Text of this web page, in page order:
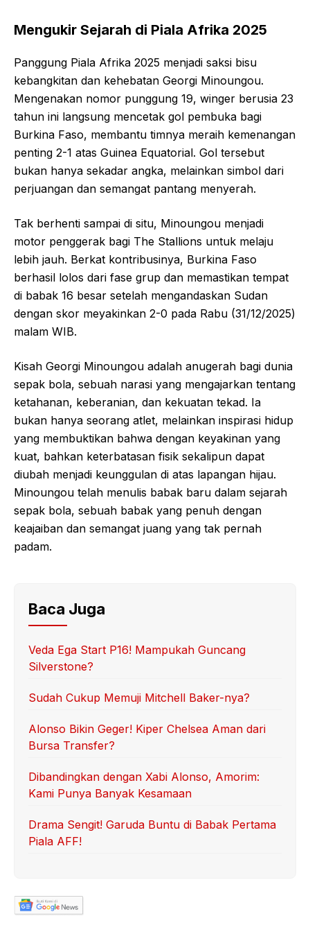
Mengukir Sejarah di Piala Afrika 2025
Panggung Piala Afrika 2025 menjadi saksi bisu
kebangkitan dan kehebatan Georgi Minoungou.
Mengenakan nomor punggung 19, winger berusia 23
tahun ini langsung mencetak gol pembuka bagi
Burkina Faso, membantu timnya meraih kemenangan
penting 2-1 atas Guinea Equatorial. Gol tersebut
bukan hanya sekadar angka, melainkan simbol dari
perjuangan dan semangat pantang menyerah.
Tak berhenti sampai di situ, Minoungou menjadi
motor penggerak bagi The Stallions untuk melaju
lebih jauh. Berkat kontribusinya, Burkina Faso
berhasil lolos dari fase grup dan memastikan tempat
di babak 16 besar setelah mengandaskan Sudan
dengan skor meyakinkan 2-0 pada Rabu (31/12/2025)
malam WIB.
Kisah Georgi Minoungou adalah anugerah bagi dunia
sepak bola, sebuah narasi yang mengajarkan tentang
ketahanan, keberanian, dan kekuatan tekad. Ia
bukan hanya seorang atlet, melainkan inspirasi hidup
yang membuktikan bahwa dengan keyakinan yang
kuat, bahkan keterbatasan fisik sekalipun dapat
diubah menjadi keunggulan di atas lapangan hijau.
Minoungou telah menulis babak baru dalam sejarah
sepak bola, sebuah babak yang penuh dengan
keajaiban dan semangat juang yang tak pernah
padam.
Baca Juga
Veda Ega Start P16! Mampukah Guncang
Silverstone?
Sudah Cukup Memuji Mitchell Baker-nya?
Alonso Bikin Geger! Kiper Chelsea Aman dari
Bursa Transfer?
Dibandingkan dengan Xabi Alonso, Amorim:
Kami Punya Banyak Kesamaan
Drama Sengit! Garuda Buntu di Babak Pertama
Piala AFF!